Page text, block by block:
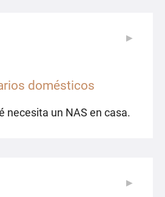
domésticos
necesita un NAS en casa.
▶
▶